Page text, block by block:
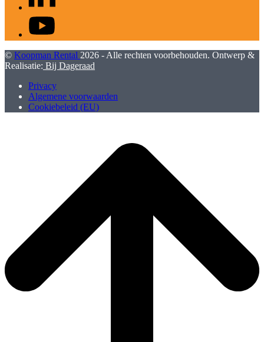
© Koopman Rental 2026 - Alle rechten voorbehouden. Ontwerp &
Realisatie: Bij Dageraad
Privacy
Algemene voorwaarden
Cookiebeleid (EU)